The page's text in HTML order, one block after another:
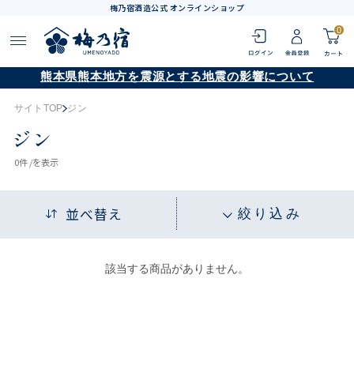
梅乃宿酒造公式 オンラインショップ
0
熊本県熊本地方を震源とする地震の影響について
サイトTOP ジン
ジン
0件 /を表示
並べ替え 絞り込み
該当する商品がありません。